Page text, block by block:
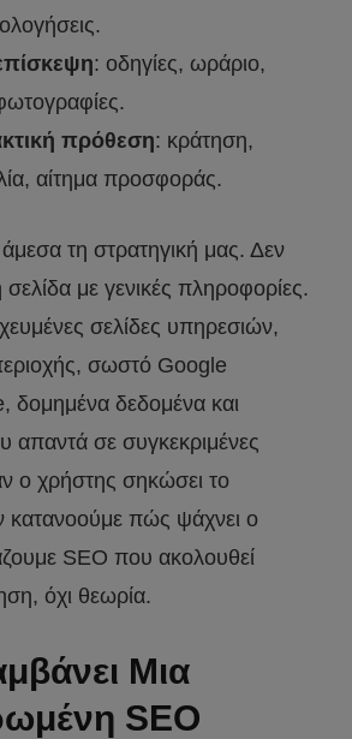
: οδηγίες, ωράριο,
πρόθεση: κράτηση,
αίτημα προσφοράς.
τη στρατηγική μας. Δεν
σελίδα με γενικές πληροφορίες.
σελίδες υπηρεσιών,
σωστό Google
δομημένα δεδομένα και
απαντά σε συγκεκριμένες
ο χρήστης σηκώσει το
πώς ψάχνει ο
SEO που ακολουθεί
όχι θεωρία.
Μια
SEO